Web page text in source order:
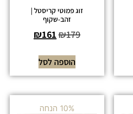
זוג פמוטי קריסטל |
זהב-שקוף
₪179
₪161
הוספה לסל
10% הנחה